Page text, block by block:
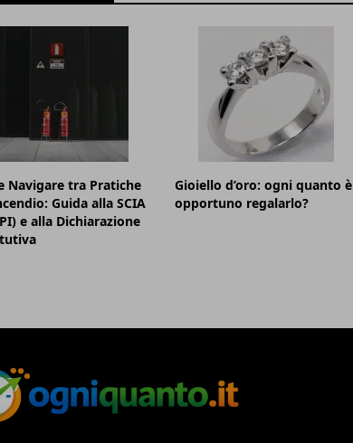
Navigare tra Pratiche
Guida alla SCIA
e alla Dichiarazione
Gioiello d’oro: ogni quanto è
opportuno regalarlo?